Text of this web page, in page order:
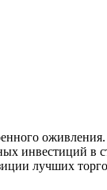
инвестиций
лучших